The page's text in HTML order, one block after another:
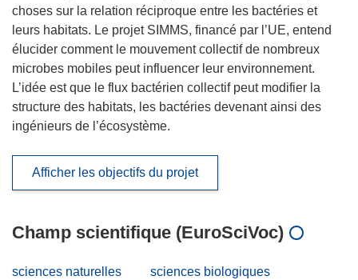
choses sur la relation réciproque entre les bactéries et
leurs habitats. Le projet SIMMS, financé par l’UE, entend
élucider comment le mouvement collectif de nombreux
microbes mobiles peut influencer leur environnement.
L’idée est que le flux bactérien collectif peut modifier la
structure des habitats, les bactéries devenant ainsi des
ingénieurs de l’écosystème.
Afficher les objectifs du projet
Champ scientifique (EuroSciVoc)
sciences naturelles
sciences biologiques